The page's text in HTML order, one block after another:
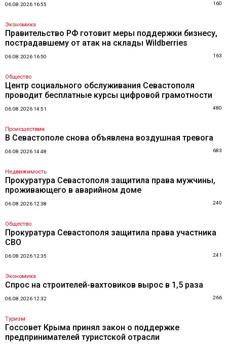
06.08.2026 16:55 160
Экономика
Правительство РФ готовит меры поддержки бизнесу,
пострадавшему от атак на склады Wildberries
06.08.2026 16:50 163
Общество
Центр социального обслуживания Севастополя
проводит бесплатные курсы цифровой грамотности
06.08.2026 14:51 480
Происшествия
В Севастополе снова объявлена воздушная тревога
06.08.2026 14:48 683
Недвижимость
Прокуратура Севастополя защитила права мужчины,
проживающего в аварийном доме
06.08.2026 12:38 240
Общество
Прокуратура Севастополя защитила права участника
СВО
06.08.2026 12:35 241
Экономика
Спрос на строителей-вахтовиков вырос в 1,5 раза
06.08.2026 12:32 266
Туризм
Госсовет Крыма принял закон о поддержке
предпринимателей туристской отрасли